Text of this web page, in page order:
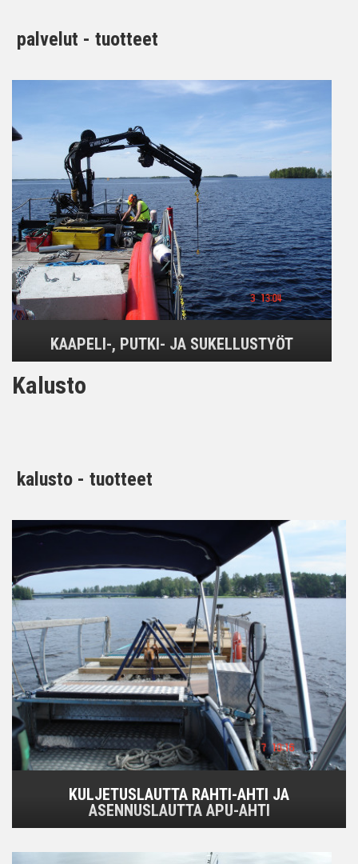
palvelut - tuotteet
KAAPELI-, PUTKI- JA SUKELLUSTYÖT
Kalusto
kalusto - tuotteet
KULJETUSLAUTTA RAHTI-AHTI JA
ASENNUSLAUTTA APU-AHTI